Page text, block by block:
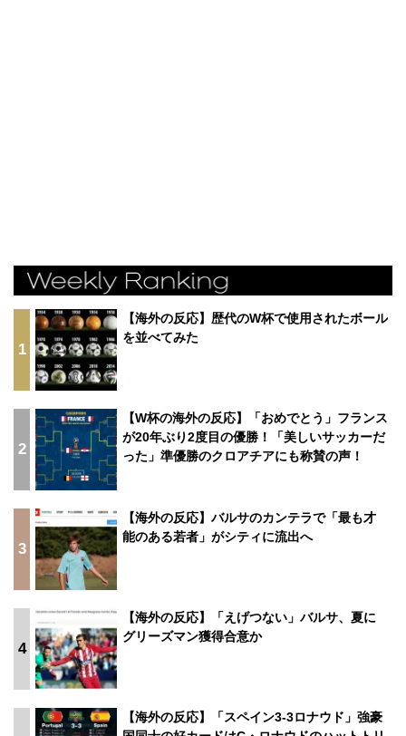
1
【海外の反応】歴代のW杯で使用されたボール
を並べてみた
2
【W杯の海外の反応】「おめでとう」フランス
が20年ぶり2度目の優勝！「美しいサッカーだ
った」準優勝のクロアチアにも称賛の声！
3
【海外の反応】バルサのカンテラで「最も才
能のある若者」がシティに流出へ
4
【海外の反応】「えげつない」バルサ、夏に
グリーズマン獲得合意か
【海外の反応】「スペイン3-3ロナウド」強豪